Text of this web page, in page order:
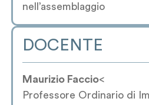
nell’assemblaggio
DOCENTE
Maurizio Faccio<
Professore Ordinario di